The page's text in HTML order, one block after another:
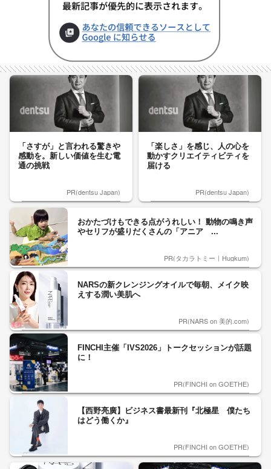
「さすが」と言われる驚きや
感動を。新しい価値を生む電
通の挑戦
PR(dentsu Japan)
「楽しさ」を感じ、人の心を
動かすクリエイティビティを
届ける
PR(dentsu Japan)
おかたづけもできる点がうれしい！ 動物の鳴き声
やセリフが盛りだくさんの「アニア ...
PR(タカラトミー｜Hugkum)
NARSの新クレンジングオイルで毎朝、メイク映
えする潤い美肌へ
PR(NARS on 美的.com)
FINCHI主催「IVS2026」トークセッションが話題
に！
PR(FINCHI on GOETHE)
【西野亮廣】ビジネス書最新刊『北極星 僕たち
はどう働くか』
PR(FINCHI on GOETHE)